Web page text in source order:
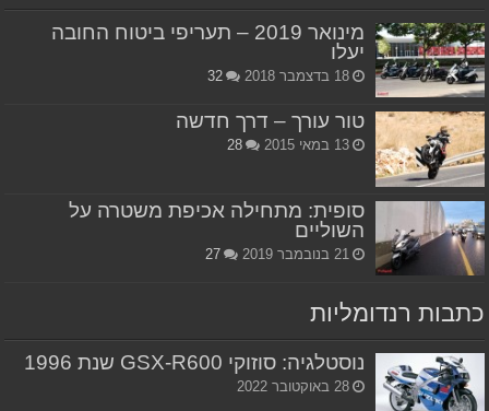
מינואר 2019 – תעריפי ביטוח החובה
יעלו
18 בדצמבר 2018 32
טור עורך – דרך חדשה
13 במאי 2015 28
סופית: מתחילה אכיפת משטרה על
השוליים
21 בנובמבר 2019 27
כתבות רנדומליות
נוסטלגיה: סוזוקי GSX-R600 שנת 1996
28 באוקטובר 2022